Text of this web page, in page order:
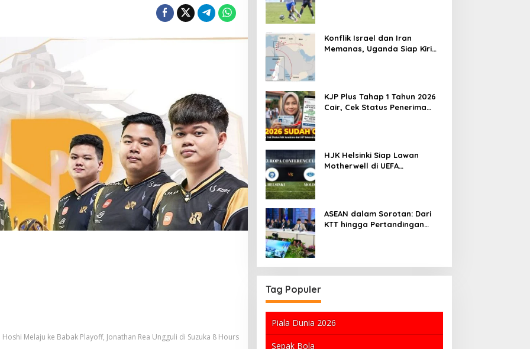
Hoshi Melaju ke Babak Playoff, Jonathan Rea Ungguli di Suzuka 8 Hours
Konflik Israel dan Iran
Memanas, Uganda Siap Kirim
KJP Plus Tahap 1 Tahun 2026
Cair, Cek Status Penerima
HJK Helsinki Siap Lawan
Motherwell di UEFA
ASEAN dalam Sorotan: Dari
KTT hingga Pertandingan
Tag Populer
Piala Dunia 2026
Sepak Bola